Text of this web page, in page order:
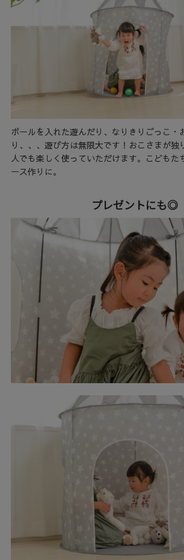
ボールを入れた遊んだり、なりきりごっこ・
り、、、遊び方は無限大です！おこさまが独
人でも楽しく使っていただけます。こどもた
ース作りに。
プレゼントにも◎